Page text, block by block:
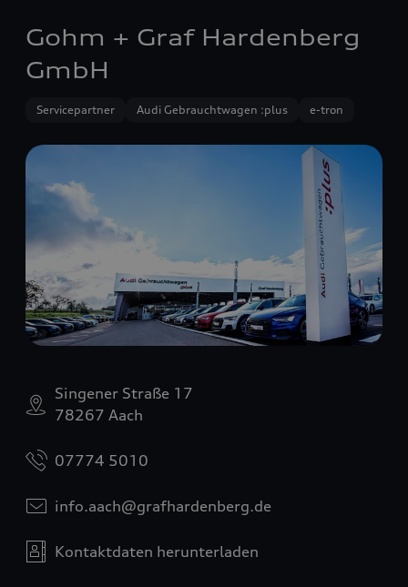
Gohm + Graf Hardenberg
GmbH
Servicepartner Audi Gebrauchtwagen :plus e-tron
Singener Straße 17
78267 Aach
07774 5010
info.aach@grafhardenberg.de
Kontaktdaten herunterladen